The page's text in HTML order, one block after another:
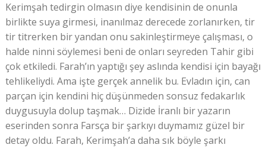
Kerimşah tedirgin olmasın diye kendisinin de onunla
birlikte suya girmesi, inanılmaz derecede zorlanırken, tir
tir titrerken bir yandan onu sakinleştirmeye çalışması, o
halde ninni söylemesi beni de onları seyreden Tahir gibi
çok etkiledi. Farah’ın yaptığı şey aslında kendisi için bayağı
tehlikeliydi. Ama işte gerçek annelik bu. Evladın için, can
parçan için kendini hiç düşünmeden sonsuz fedakarlık
duygusuyla dolup taşmak… Dizide İranlı bir yazarın
eserinden sonra Farsça bir şarkıyı duymamız güzel bir
detay oldu. Farah, Kerimşah’a daha sık böyle şarkı